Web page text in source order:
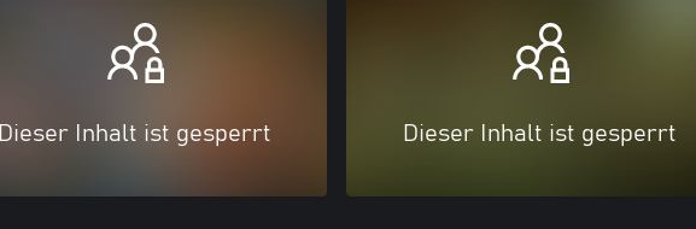
Dieser Inhalt ist gesperrt Dieser Inhalt ist gesperrt